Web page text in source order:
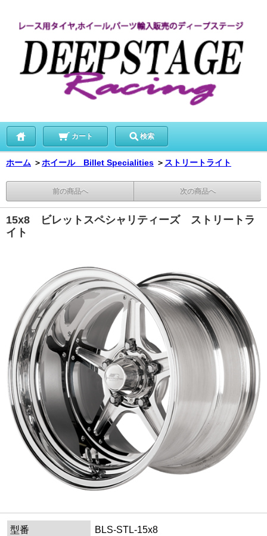
カート 検索
ホーム ＞ホイール Billet Specialities ＞ ストリートライト
前の商品へ 次の商品へ
15x8 ビレットスペシャリティーズ ストリートラ
イト
型番
BLS-STL-15x8